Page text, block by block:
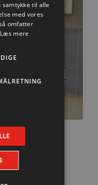
første
giver
til alle
med vores
omfatter
Læs mere